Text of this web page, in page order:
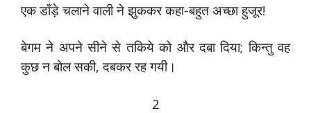
एक डाँड़े चलाने वाली ने झुककर कहा-बहुत अच्छा हुजूर!
बेगम ने अपने सीने से तकिये को और दबा दिया; किन्तु वह
कुछ न बोल सकी, दबकर रह गयी।
2